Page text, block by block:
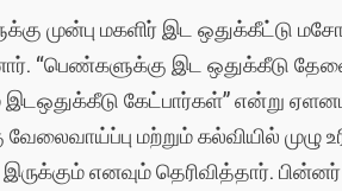
முன்பு மகளிர் இட ஒதுக்கீட்டு
“பெண்களுக்கு இட ஒதுக்கீடு
கேட்பார்கள்” என்று
மற்றும் கல்வியில் முழு
எனவும் தெரிவித்தார். பின்னர்